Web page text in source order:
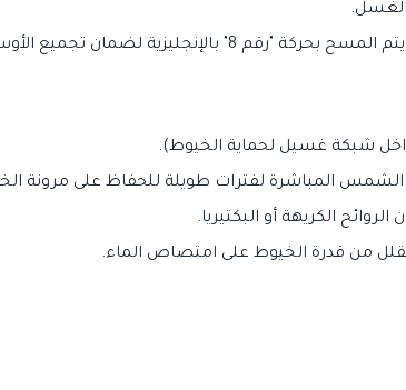
الغسل.
لضمان تجميع الأوساخ في اتجاه واحد.
شبكة غسيل لحماية الخيوط).
المباشرة لفترات طويلة للحفاظ على مرونة
الكريهة أو البكتيريا.